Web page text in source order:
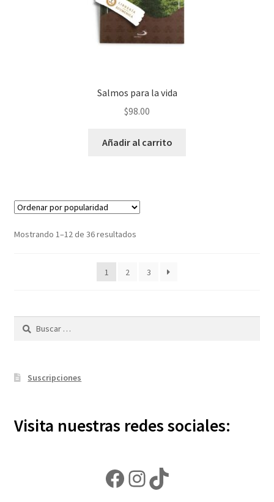
Salmos para la vida
$98.00
Añadir al carrito
Mostrando 1–12 de 36 resultadosOrdenado
1
2 3
Buscar:
Suscripciones
Visita nuestras redes sociales:
Facebook
Instagram
TikTok